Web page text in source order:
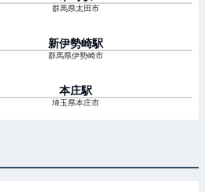
群馬県太田市
新伊勢崎駅
群馬県伊勢崎市
本庄駅
埼玉県本庄市